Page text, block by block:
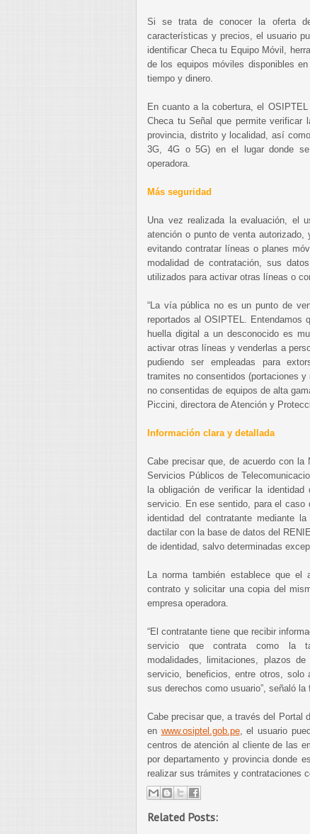
Si se trata de conocer la oferta
características y precios, el usuario
identificar Checa tu Equipo Móvil,
de los equipos móviles disponibles
tiempo y dinero.
En cuanto a la cobertura, el
Checa tu Señal que permite verificar
provincia, distrito y localidad, así
3G, 4G o 5G) en el lugar donde
operadora.
Más seguridad
Una vez realizada la evaluación, el
atención o punto de venta autorizado,
evitando contratar líneas o planes
modalidad de contratación, sus
utilizados para activar otras líneas o
“La vía pública no es un punto de
reportados al OSIPTEL. Entendamos
huella digital a un desconocido es
activar otras líneas y venderlas a
pudiendo ser empleadas para
tramites no consentidos (portaciones
no consentidas de equipos de alta
Piccini, directora de Atención y
Información clara y detallada
Cabe precisar que, de acuerdo con la
Servicios Públicos de
la obligación de verificar la
servicio. En ese sentido, para el
identidad del contratante mediante
dactilar con la base de datos del
de identidad, salvo determinadas
La norma también establece que el
contrato y solicitar una copia del
empresa operadora.
“El contratante tiene que recibir
servicio que contrata como la
modalidades, limitaciones, plazos
servicio, beneficios, entre otros, solo
sus derechos como usuario”, señaló la
Cabe precisar que, a través del Portal
en www.osiptel.gob.pe, el usuario
centros de atención al cliente de las
por departamento y provincia donde
realizar sus trámites y contrataciones
Related Posts: